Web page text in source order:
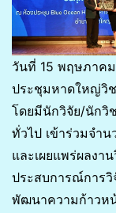
วันที่ 15 พฤษภาค
ประชุมหาดใหญ่วิ
โดยมีนักวิจัย/นักวิ
ทั่วไป เข้าร่วมจำน
และเผยแพร่ผลงา
ประสบการณ์การวิ
พัฒนาความก้าวห